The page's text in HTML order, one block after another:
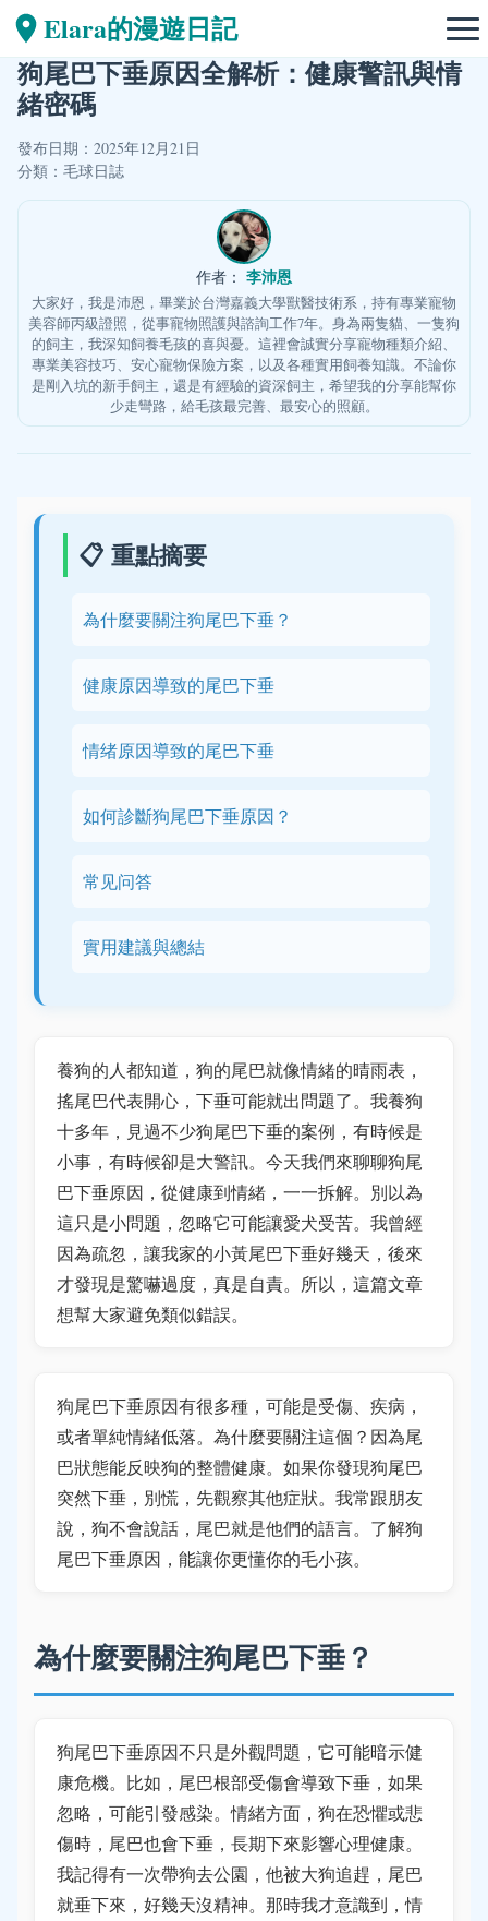
Elara的漫遊日記
狗尾巴下垂原因全解析：健康警訊與情
緒密碼
發布日期：2025年12月21日
分類： 毛球日誌
作者： 李沛恩
大家好，我是沛恩，畢業於台灣嘉義大學獸醫技術系，持有專業寵物
美容師丙級證照，從事寵物照護與諮詢工作7年。身為兩隻貓、一隻狗
的飼主，我深知飼養毛孩的喜與憂。這裡會誠實分享寵物種類介紹、
專業美容技巧、安心寵物保險方案，以及各種實用飼養知識。不論你
是剛入坑的新手飼主，還是有經驗的資深飼主，希望我的分享能幫你
少走彎路，給毛孩最完善、最安心的照顧。
📋 重點摘要
為什麼要關注狗尾巴下垂？
健康原因導致的尾巴下垂
情绪原因導致的尾巴下垂
如何診斷狗尾巴下垂原因？
常见问答
實用建議與總結
養狗的人都知道，狗的尾巴就像情緒的晴雨表，
搖尾巴代表開心，下垂可能就出問題了。我養狗
十多年，見過不少狗尾巴下垂的案例，有時候是
小事，有時候卻是大警訊。今天我們來聊聊狗尾
巴下垂原因，從健康到情緒，一一拆解。別以為
這只是小問題，忽略它可能讓愛犬受苦。我曾經
因為疏忽，讓我家的小黃尾巴下垂好幾天，後來
才發現是驚嚇過度，真是自責。所以，這篇文章
想幫大家避免類似錯誤。
狗尾巴下垂原因有很多種，可能是受傷、疾病，
或者單純情緒低落。為什麼要關注這個？因為尾
巴狀態能反映狗的整體健康。如果你發現狗尾巴
突然下垂，別慌，先觀察其他症狀。我常跟朋友
說，狗不會說話，尾巴就是他們的語言。了解狗
尾巴下垂原因，能讓你更懂你的毛小孩。
為什麼要關注狗尾巴下垂？
狗尾巴下垂原因不只是外觀問題，它可能暗示健
康危機。比如，尾巴根部受傷會導致下垂，如果
忽略，可能引發感染。情緒方面，狗在恐懼或悲
傷時，尾巴也會下垂，長期下來影響心理健康。
我記得有一次帶狗去公園，他被大狗追趕，尾巴
就垂下來，好幾天沒精神。那時我才意識到，情